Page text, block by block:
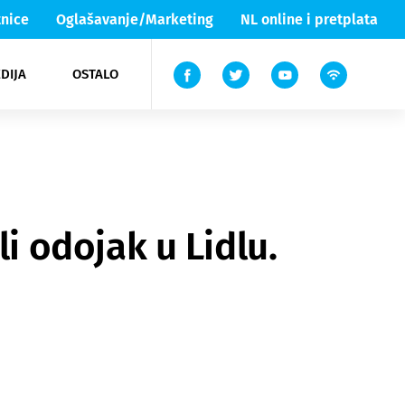
Oglašavanje/Marketing NL online i pretplata
OSTALO
Lika & Senj
TV
odojak u Lidlu.